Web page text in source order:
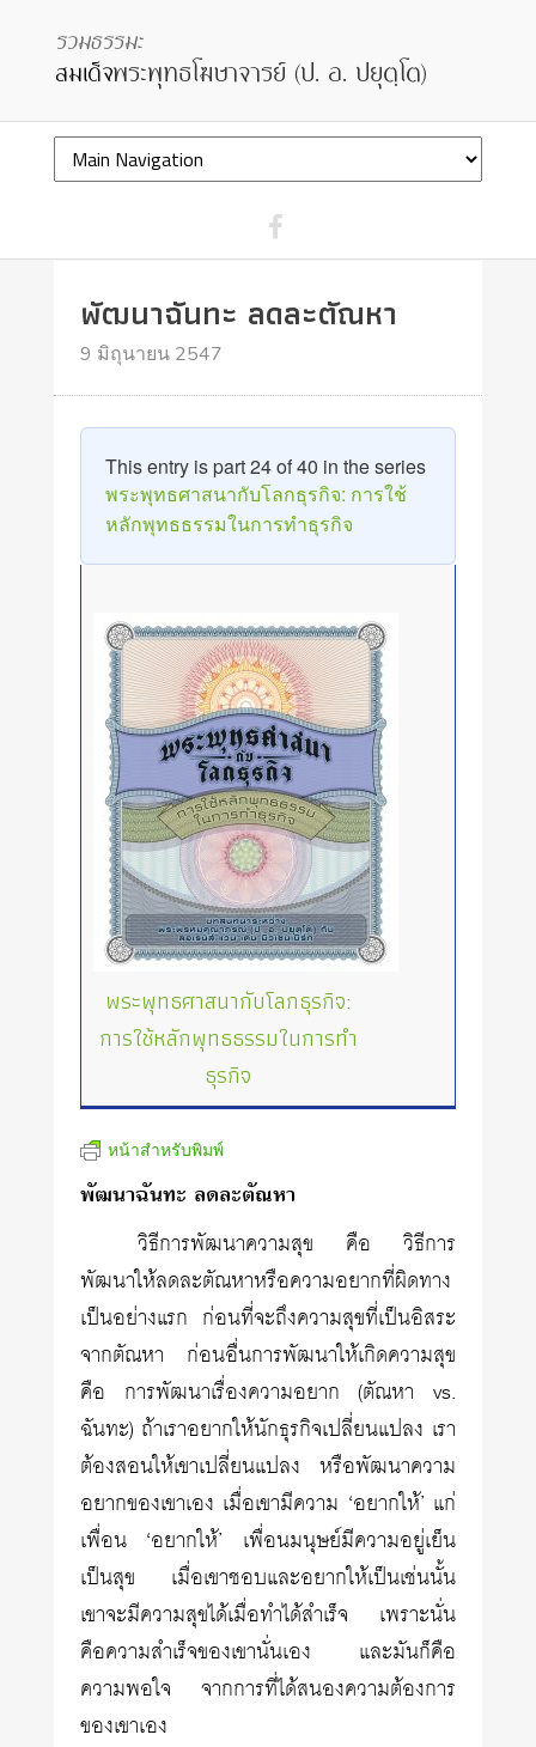
พัฒนาฉันทะ ลดละตัณหา
9 มิถุนายน 2547
This entry is part 24 of 40 in the series
พระพุทธศาสนากับโลกธุรกิจ: การใช้
หลักพุทธธรรมในการทำธุรกิจ
พระพุทธศาสนากับโลกธุรกิจ:
การใช้หลักพุทธธรรมในการทำ
ธุรกิจ
หน้าสำหรับพิมพ์
พัฒนาฉันทะ ลดละตัณหา
วิธีการพัฒนาความสุข คือ วิธีการ
พัฒนาให้ลดละตัณหาหรือความอยากที่ผิดทาง
เป็นอย่างแรก ก่อนที่จะถึงความสุขที่เป็นอิสระ
จากตัณหา ก่อนอื่นการพัฒนาให้เกิดความสุข
คือ การพัฒนาเรื่องความอยาก (ตัณหา vs.
ฉันทะ) ถ้าเราอยากให้นักธุรกิจเปลี่ยนแปลง เรา
ต้องสอนให้เขาเปลี่ยนแปลง หรือพัฒนาความ
อยากของเขาเอง เมื่อเขามีความ ‘อยากให้’ แก่
เพื่อน ‘อยากให้’ เพื่อนมนุษย์มีความอยู่เย็น
เป็นสุข เมื่อเขาชอบและอยากให้เป็นเช่นนั้น
เขาจะมีความสุขได้เมื่อทำได้สำเร็จ เพราะนั่น
คือความสำเร็จของเขานั่นเอง และมันก็คือ
ความพอใจ จากการที่ได้สนองความต้องการ
ของเขาเอง